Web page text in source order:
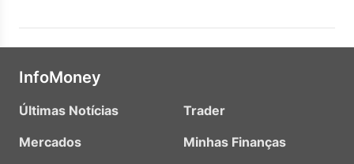
InfoMoney
Últimas Notícias
Mercados
Trader
Minhas Finanças